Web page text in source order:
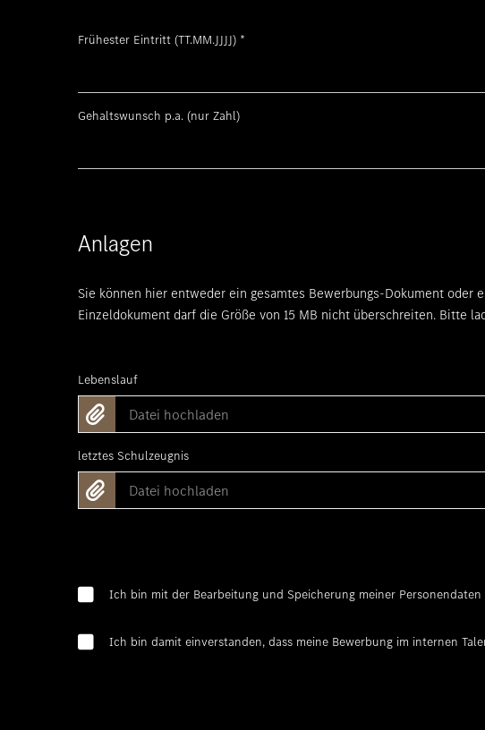
Frühester Eintritt (TT.MM.JJJJ) *
Gehaltswunsch p.a. (nur Zahl)
Anlagen
Sie können hier entweder ein gesamtes Bewerbungs-Dokument oder
Einzeldokument darf die Größe von 15 MB nicht überschreiten. Bitte
Lebenslauf
Datei hochladen
letztes Schulzeugnis
Datei hochladen
Ich bin mit der Bearbeitung und Speicherung meiner Personendaten
Ich bin damit einverstanden, dass meine Bewerbung im internen